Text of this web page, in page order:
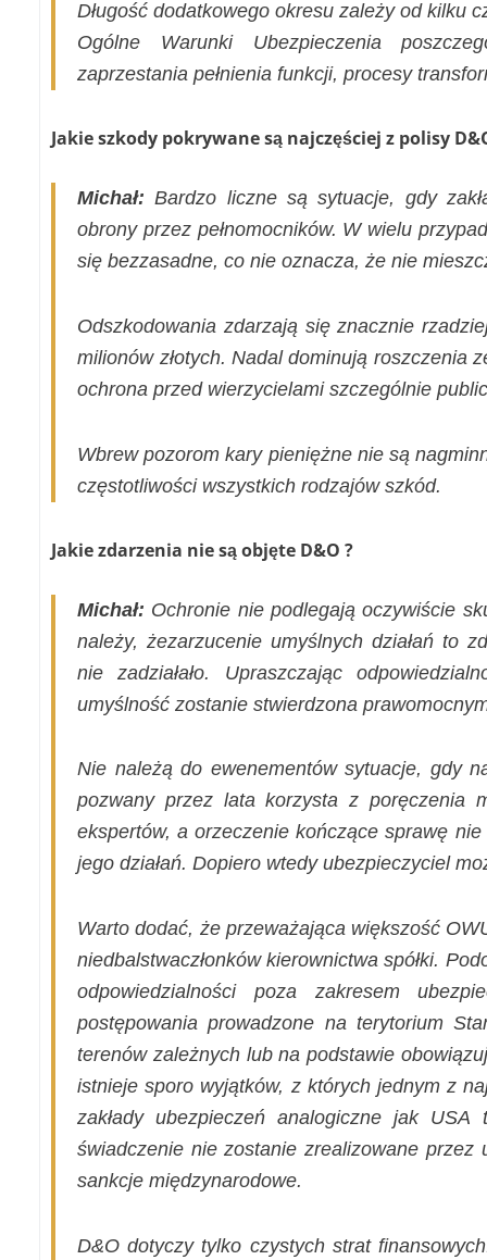
Długość dodatkowego okresu zależy od kilku
Ogólne Warunki Ubezpieczenia
zaprzestania pełnienia funkcji, procesy
Jakie szkody pokrywane są najczęściej z polisy
Michał: Bardzo liczne są sytuacje, gdy
obrony przez pełnomocników. W wielu
się bezzasadne, co nie oznacza, że nie
Odszkodowania zdarzają się znacznie
milionów złotych. Nadal dominują roszczenia
ochrona przed wierzycielami szczególnie
Wbrew pozorom kary pieniężne nie są
częstotliwości wszystkich rodzajów szkód.
Jakie zdarzenia nie są objęte D&O ?
Michał: Ochronie nie podlegają oczywiście
należy, żezarzucenie umyślnych działań to
nie zadziałało. Upraszczając
umyślność zostanie stwierdzona
Nie należą do ewenementów sytuacje, gdy
pozwany przez lata korzysta z poręczenia
ekspertów, a orzeczenie kończące sprawę
jego działań. Dopiero wtedy ubezpieczyciel
Warto dodać, że przeważająca większość
niedbalstwaczłonków kierownictwa spółki.
odpowiedzialności poza zakresem
postępowania prowadzone na terytorium
terenów zależnych lub na podstawie
istnieje sporo wyjątków, z których jednym z
zakłady ubezpieczeń analogiczne jak
świadczenie nie zostanie zrealizowane przez
sankcje międzynarodowe.
D&O dotyczy tylko czystych strat